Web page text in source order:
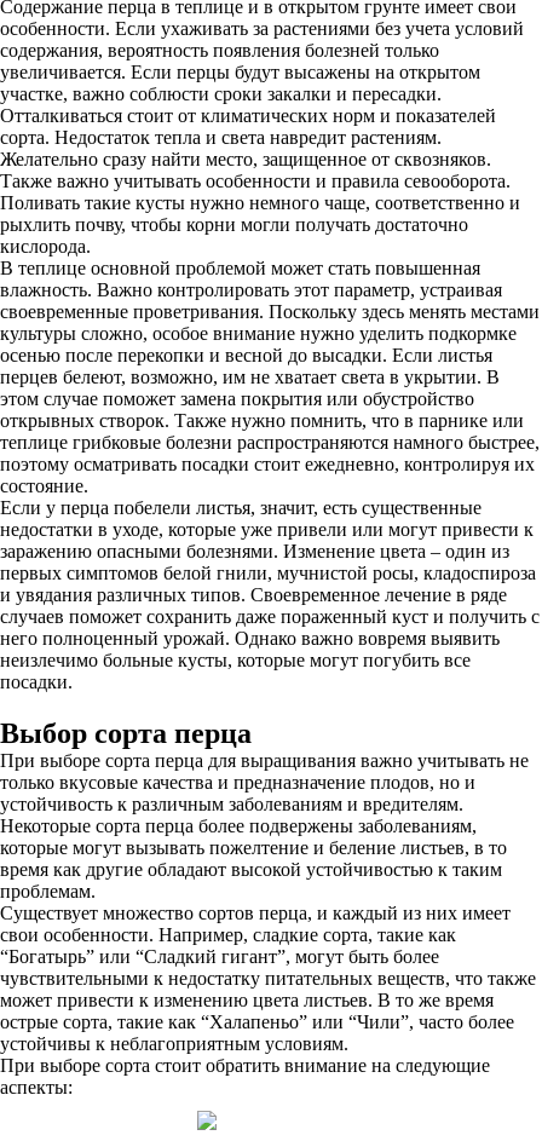
Содержание перца в теплице и в открытом грунте имеет свои
особенности. Если ухаживать за растениями без учета условий
содержания, вероятность появления болезней только
увеличивается. Если перцы будут высажены на открытом
участке, важно соблюсти сроки закалки и пересадки.
Отталкиваться стоит от климатических норм и показателей
сорта. Недостаток тепла и света навредит растениям.
Желательно сразу найти место, защищенное от сквозняков.
Также важно учитывать особенности и правила севооборота.
Поливать такие кусты нужно немного чаще, соответственно и
рыхлить почву, чтобы корни могли получать достаточно
кислорода.
В теплице основной проблемой может стать повышенная
влажность. Важно контролировать этот параметр, устраивая
своевременные проветривания. Поскольку здесь менять местами
культуры сложно, особое внимание нужно уделить подкормке
осенью после перекопки и весной до высадки. Если листья
перцев белеют, возможно, им не хватает света в укрытии. В
этом случае поможет замена покрытия или обустройство
открывных створок. Также нужно помнить, что в парнике или
теплице грибковые болезни распространяются намного быстрее,
поэтому осматривать посадки стоит ежедневно, контролируя их
состояние.
Если у перца побелели листья, значит, есть существенные
недостатки в уходе, которые уже привели или могут привести к
заражению опасными болезнями. Изменение цвета – один из
первых симптомов белой гнили, мучнистой росы, кладоспироза
и увядания различных типов. Своевременное лечение в ряде
случаев поможет сохранить даже пораженный куст и получить с
него полноценный урожай. Однако важно вовремя выявить
неизлечимо больные кусты, которые могут погубить все
посадки.
Выбор сорта перца
При выборе сорта перца для выращивания важно учитывать не
только вкусовые качества и предназначение плодов, но и
устойчивость к различным заболеваниям и вредителям.
Некоторые сорта перца более подвержены заболеваниям,
которые могут вызывать пожелтение и беление листьев, в то
время как другие обладают высокой устойчивостью к таким
проблемам.
Существует множество сортов перца, и каждый из них имеет
свои особенности. Например, сладкие сорта, такие как
“Богатырь” или “Сладкий гигант”, могут быть более
чувствительными к недостатку питательных веществ, что также
может привести к изменению цвета листьев. В то же время
острые сорта, такие как “Халапеньо” или “Чили”, часто более
устойчивы к неблагоприятным условиям.
При выборе сорта стоит обратить внимание на следующие
аспекты: